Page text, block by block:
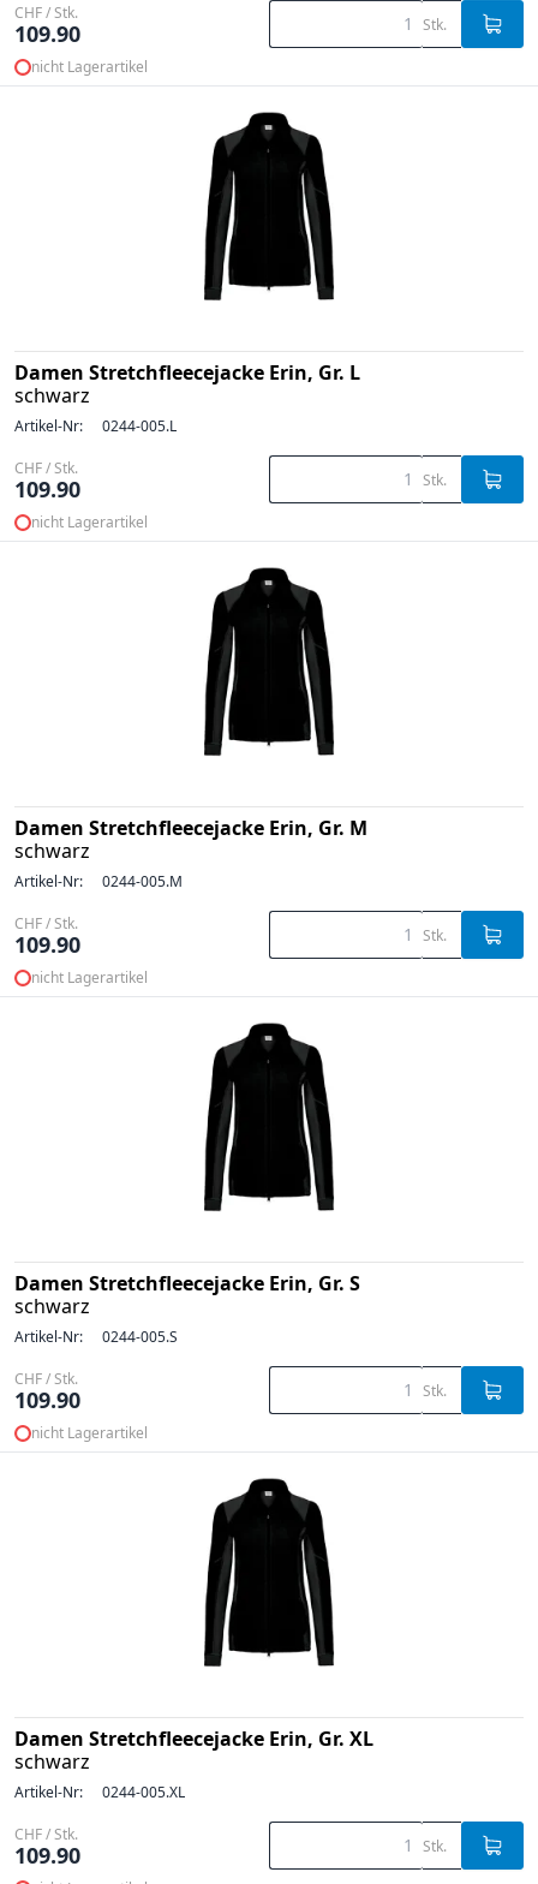
CHF / Stk.
109.90 Stk.
nicht Lagerartikel
Damen Stretchfleecejacke Erin, Gr. L
schwarz
Artikel-Nr: 0244-005.L
CHF / Stk.
109.90 Stk.
nicht Lagerartikel
Damen Stretchfleecejacke Erin, Gr. M
schwarz
Artikel-Nr: 0244-005.M
CHF / Stk.
109.90 Stk.
nicht Lagerartikel
Damen Stretchfleecejacke Erin, Gr. S
schwarz
Artikel-Nr: 0244-005.S
CHF / Stk.
109.90 Stk.
nicht Lagerartikel
Damen Stretchfleecejacke Erin, Gr. XL
schwarz
Artikel-Nr: 0244-005.XL
CHF / Stk.
109.90 Stk.